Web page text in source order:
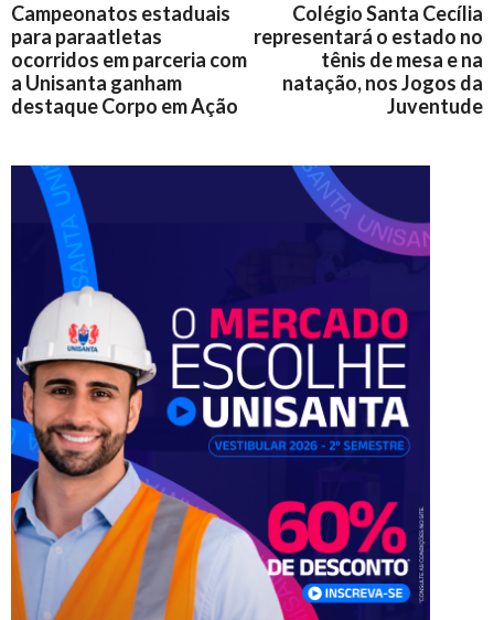
Campeonatos estaduais
para paraatletas
ocorridos em parceria com
a Unisanta ganham
destaque Corpo em Ação
Colégio Santa Cecília
representará o estado no
tênis de mesa e na
natação, nos Jogos da
Juventude